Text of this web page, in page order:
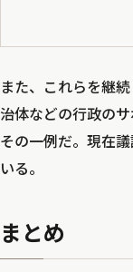
また、これらを継
治体などの行政の
その一例だ。現在
いる。
まとめ